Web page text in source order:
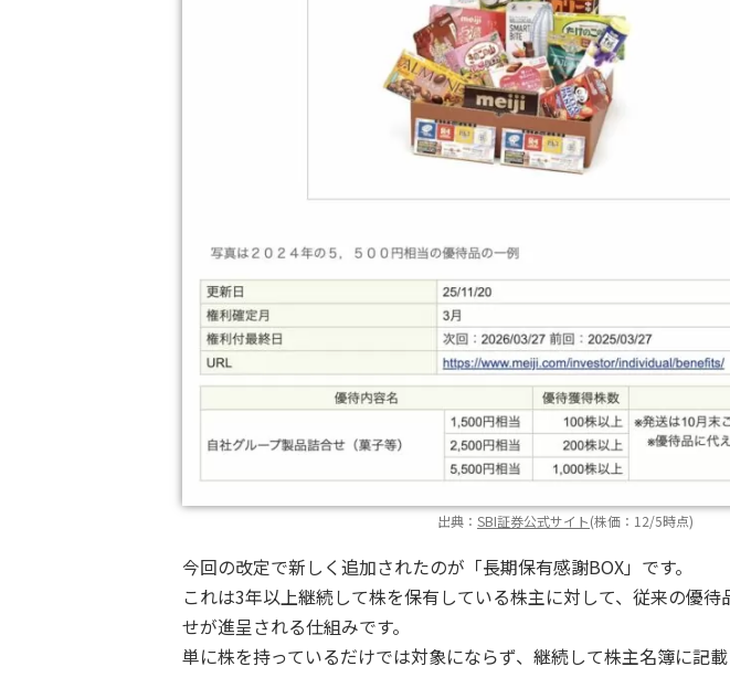
出典： SBI証券公式サイト(株価：12/5時点)
今回の改定で新しく追加されたのが「長期保有感謝BOX」です。
これは3年以上継続して株を保有している株主に対して、従来の優
せが進呈される仕組みです。
単に株を持っているだけでは対象にならず、継続して株主名簿に記